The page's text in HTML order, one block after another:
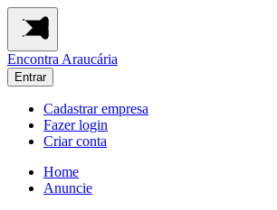
Encontra Araucária
Entrar
Cadastrar empresa
Fazer login
Criar conta
Home
Anuncie